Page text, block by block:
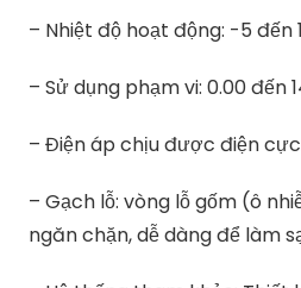
– Nhiệt độ hoạt động: -5 đến
– Sử dụng phạm vi: 0.00 đến
– Điện áp chịu được điện
– Gạch lỗ: vòng lỗ gốm (ô
ngăn chặn, dễ dàng để làm